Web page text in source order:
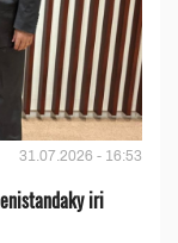
31.07.2026 - 16:53
iri